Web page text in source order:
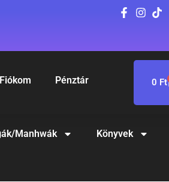
Fiókom Pénztár 0 Ft
Manhwák Könyvek